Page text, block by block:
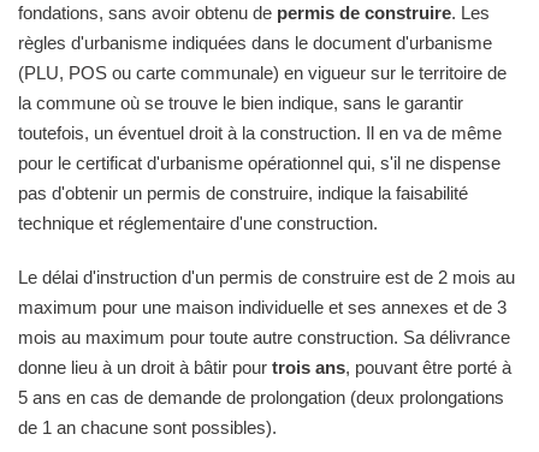
fondations, sans avoir obtenu de permis de construire. Les
règles d'urbanisme indiquées dans le document d'urbanisme
(PLU, POS ou carte communale) en vigueur sur le territoire de
la commune où se trouve le bien indique, sans le garantir
toutefois, un éventuel droit à la construction. Il en va de même
pour le certificat d'urbanisme opérationnel qui, s'il ne dispense
pas d'obtenir un permis de construire, indique la faisabilité
technique et réglementaire d'une construction.
Le délai d'instruction d'un permis de construire est de 2 mois au
maximum pour une maison individuelle et ses annexes et de 3
mois au maximum pour toute autre construction. Sa délivrance
donne lieu à un droit à bâtir pour trois ans, pouvant être porté à
5 ans en cas de demande de prolongation (deux prolongations
de 1 an chacune sont possibles).